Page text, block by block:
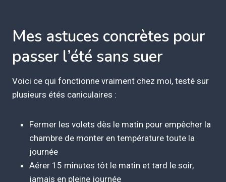
Mes astuces concrètes pour
passer l’été sans suer
Voici ce qui fonctionne vraiment chez moi, testé sur
plusieurs étés caniculaires :
Fermer les volets dès le matin pour empêcher la
chambre de monter en température toute la
journée
Aérer 15 minutes tôt le matin et tard le soir,
jamais en pleine journée